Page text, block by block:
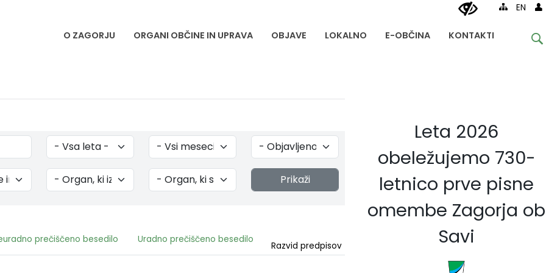
EN
O ZAGORJU ORGANI OBČINE IN UPRAVA OBJAVE LOKALNO E-OBČINA KONTAKTI
Prikaži
prečiščeno besedilo Uradno prečiščeno besedilo
Razvid predpisov
Leta 2026
obeležujemo 730-
letnico prve pisne
omembe Zagorja ob
Savi